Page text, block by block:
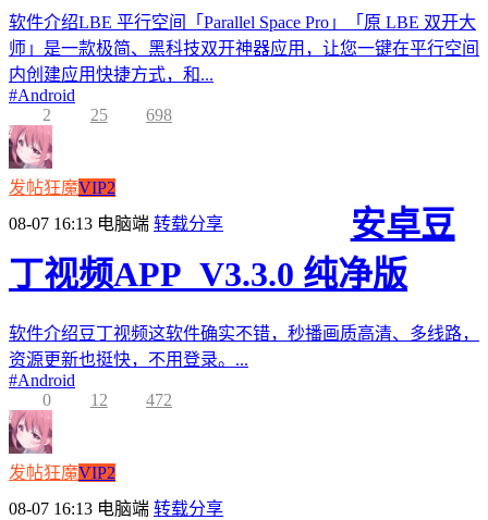
软件介绍LBE 平行空间「Parallel Space Pro」「原 LBE 双开大
师」是一款极简、黑科技双开神器应用，让您一键在平行空间
内创建应用快捷方式，和...
#Android
2
25 698
发帖狂魔VIP2
08-07 16:13 电脑端 转载分享
安卓豆
丁视频APP_V3.3.0 纯净版
软件介绍豆丁视频这软件确实不错，秒播画质高清、多线路，
资源更新也挺快，不用登录。...
#Android
0
12 472
发帖狂魔VIP2
08-07 16:13 电脑端 转载分享